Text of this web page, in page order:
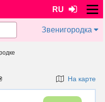
RU
Звенигородка
На карте